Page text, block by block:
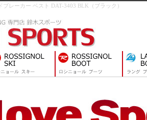
ブレーカー ベスト DAT-3403 BLK（ブラック）